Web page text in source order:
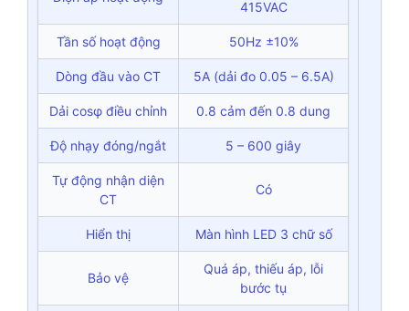
415VAC
Tần số hoạt động 50Hz ±10%
Dòng đầu vào CT 5A (dải đo 0.05 – 6.5A)
Dải cosφ điều chỉnh 0.8 cảm đến 0.8 dung
Độ nhạy đóng/ngắt 5 – 600 giây
Tự động nhận diện
CT
Có
Hiển thị Màn hình LED 3 chữ số
Bảo vệ
Quá áp, thiếu áp, lỗi
bước tụ